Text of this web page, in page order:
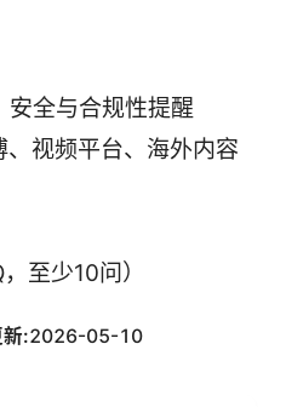
安全与合规性提醒
视频平台、海外内容
至少10问）
新:2026-05-10